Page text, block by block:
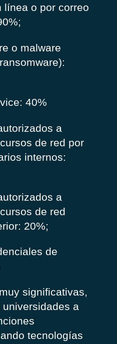
línea o por correo
o malware
40%
a
de red por
internos:
a
de red
20%;
de
significativas,
a
tecnologías